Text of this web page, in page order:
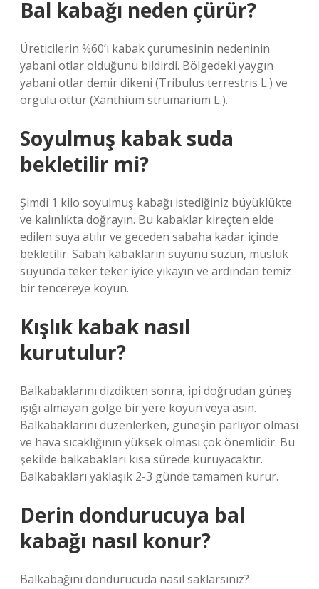
Bal kabağı neden çürür?
Üreticilerin %60’ı kabak çürümesinin nedeninin
yabani otlar olduğunu bildirdi. Bölgedeki yaygın
yabani otlar demir dikeni (Tribulus terrestris L.) ve
örgülü ottur (Xanthium strumarium L.).
Soyulmuş kabak suda
bekletilir mi?
Şimdi 1 kilo soyulmuş kabağı istediğiniz büyüklükte
ve kalınlıkta doğrayın. Bu kabaklar kireçten elde
edilen suya atılır ve geceden sabaha kadar içinde
bekletilir. Sabah kabakların suyunu süzün, musluk
suyunda teker teker iyice yıkayın ve ardından temiz
bir tencereye koyun.
Kışlık kabak nasıl
kurutulur?
Balkabaklarını dizdikten sonra, ipi doğrudan güneş
ışığı almayan gölge bir yere koyun veya asın.
Balkabaklarını düzenlerken, güneşin parlıyor olması
ve hava sıcaklığının yüksek olması çok önemlidir. Bu
şekilde balkabakları kısa sürede kuruyacaktır.
Balkabakları yaklaşık 2-3 günde tamamen kurur.
Derin dondurucuya bal
kabağı nasıl konur?
Balkabağını dondurucuda nasıl saklarsınız?